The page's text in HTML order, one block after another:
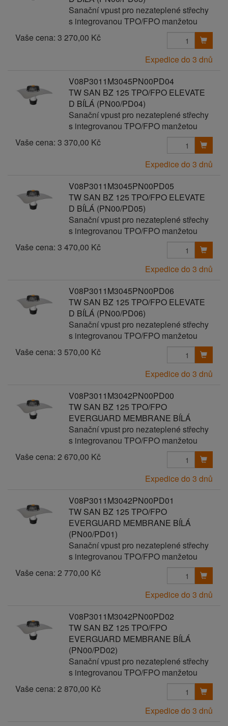
Sanační vpust pro nezateplené střechy
s integrovanou TPO/FPO manžetou
Vaše cena: 3 270,00 Kč
Expedice do 3 dnů
V08P3011M3045PN00PD04
TW SAN BZ 125 TPO/FPO ELEVATE
D BÍLÁ (PN00/PD04)
Sanační vpust pro nezateplené střechy
s integrovanou TPO/FPO manžetou
Vaše cena: 3 370,00 Kč
Expedice do 3 dnů
V08P3011M3045PN00PD05
TW SAN BZ 125 TPO/FPO ELEVATE
D BÍLÁ (PN00/PD05)
Sanační vpust pro nezateplené střechy
s integrovanou TPO/FPO manžetou
Vaše cena: 3 470,00 Kč
Expedice do 3 dnů
V08P3011M3045PN00PD06
TW SAN BZ 125 TPO/FPO ELEVATE
D BÍLÁ (PN00/PD06)
Sanační vpust pro nezateplené střechy
s integrovanou TPO/FPO manžetou
Vaše cena: 3 570,00 Kč
Expedice do 3 dnů
V08P3011M3042PN00PD00
TW SAN BZ 125 TPO/FPO
EVERGUARD MEMBRANE BÍLÁ
Sanační vpust pro nezateplené střechy
s integrovanou TPO/FPO manžetou
Vaše cena: 2 670,00 Kč
Expedice do 3 dnů
V08P3011M3042PN00PD01
TW SAN BZ 125 TPO/FPO
EVERGUARD MEMBRANE BÍLÁ
(PN00/PD01)
Sanační vpust pro nezateplené střechy
s integrovanou TPO/FPO manžetou
Vaše cena: 2 770,00 Kč
Expedice do 3 dnů
V08P3011M3042PN00PD02
TW SAN BZ 125 TPO/FPO
EVERGUARD MEMBRANE BÍLÁ
(PN00/PD02)
Sanační vpust pro nezateplené střechy
s integrovanou TPO/FPO manžetou
Vaše cena: 2 870,00 Kč
Expedice do 3 dnů